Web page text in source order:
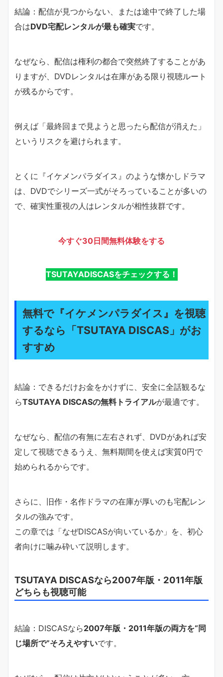
結論：配信が見つからない、または途中で終了した場
合はDVD宅配レンタルが最も確実です。
なぜなら、配信は権利の都合で突然終了することがあ
りますが、DVDレンタルは在庫がある限り視聴ルート
が残るからです。
例えば「最終回まで見ようと思ったら配信が消えた」
というリスクを避けられます。
とくに『イケメンパラダイス』のような懐かしドラマ
は、DVDでシリーズ一式がそろっていることが多いの
で、確実性重視の人はレンタルが相性抜群です。
今すぐ30日間無料体験をする
TSUTAYADISCASをチェックする！
無料で『イケメンパラダイス』を視聴
するなら「TSUTAYA DISCAS」がお
すすめ
結論：できるだけお金をかけずに、安全に全話観るな
らTSUTAYA DISCASの無料トライアルが最適です。
なぜなら、配信の有無に左右されず、DVDがあれば安
定して視聴できるうえ、無料期間を使えば実質0円で
始められるからです。
さらに、旧作・名作ドラマの在庫が厚いのも宅配レン
タルの強みです。
この章では「なぜDISCASが向いているか」を、初心
者向けに噛み砕いて説明します。
TSUTAYA DISCASなら2007年版・2011年版
どちらも視聴可能
結論：DISCASなら2007年版・2011年版の両方を“同
じ場所で”そろえやすいです。